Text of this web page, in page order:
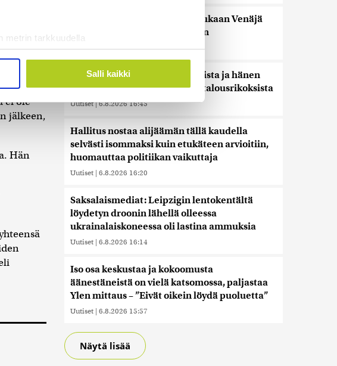
metrin tarkkuudella
muodostaminen)
. Voit muuttaa
median ominaisuuksien tukemiseen
ja analytiikka-alan
yhdistää näitä tietoja muihin tietoihin, joita
saatetaan myös siirtää ulkomaille.
Salli kaikki
sinun
ei ole
jälkeen,
Hän
Liettuan sotilastiedustelun mukaan Venäjä
harkitsee hyökkäyksiä Baltiaan
Uutiset | 6.8.2026 17:12
Ex-kansanedustaja Ano Turtiaista ja hänen
vaimoaan syytetään törkeistä talousrikoksista
Uutiset | 6.8.2026 16:45
Hallitus nostaa alijäämän tällä kaudella
selvästi isommaksi kuin etukäteen arvioitiin,
huomauttaa politiikan vaikuttaja
Uutiset | 6.8.2026 16:20
Saksalaismediat: Leipzigin lentokentältä
löydetyn droonin lähellä olleessa
ukrainalaiskoneessa oli lastina ammuksia
Uutiset | 6.8.2026 16:14
Iso osa keskustaa ja kokoomusta
äänestäneistä on vielä katsomossa, paljastaa
Ylen mittaus – ”Eivät oikein löydä puoluetta”
Uutiset | 6.8.2026 15:57
Näytä lisää